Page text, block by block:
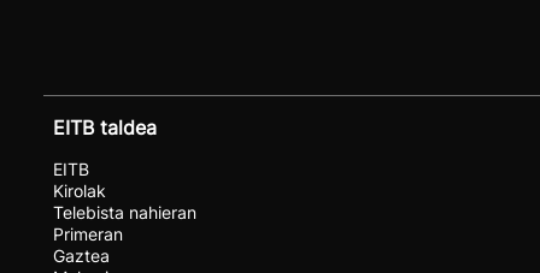
EITB taldea
EITB
Kirolak
Telebista nahieran
Primeran
Gaztea